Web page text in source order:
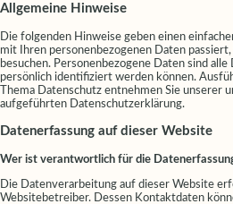
Allgemeine Hinweise
Die folgenden Hinweise geben einen
mit Ihren personenbezogenen Daten
besuchen. Personenbezogene Daten sind alle
persönlich identifiziert werden können.
Thema Datenschutz entnehmen Sie unserer
aufgeführten Datenschutzerklärung.
Datenerfassung auf dieser Website
Wer ist verantwortlich für die
Die Datenverarbeitung auf dieser Website
Websitebetreiber. Dessen Kontaktdaten